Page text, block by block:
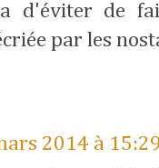
d'éviter de
par les
2014 à